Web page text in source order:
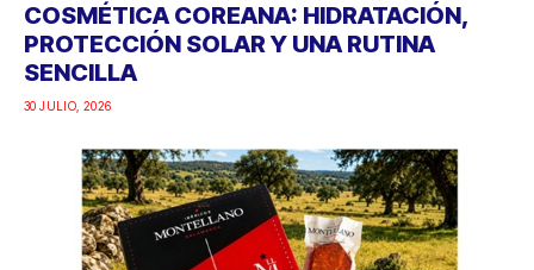
COSMÉTICA COREANA: HIDRATACIÓN,
PROTECCIÓN SOLAR Y UNA RUTINA
SENCILLA
30 JULIO, 2026